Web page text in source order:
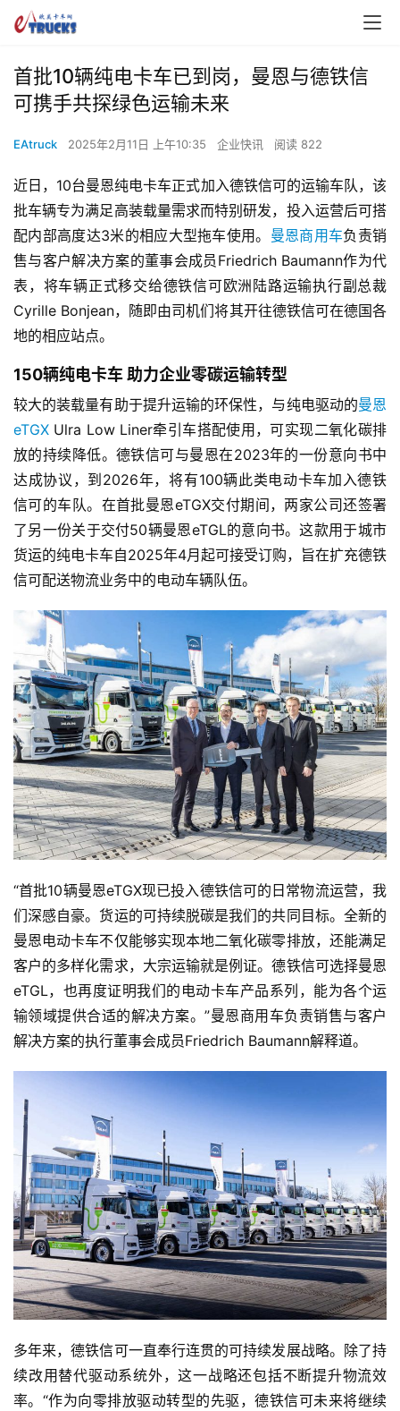
首批10辆纯电卡车已到岗，曼恩与德铁信
可携手共探绿色运输未来
EAtruck 2025年2月11日 上午10:35 企业快讯 阅读 822
近日，10台曼恩纯电卡车正式加入德铁信可的运输车队，该
批车辆专为满足高装载量需求而特别研发，投入运营后可搭
配内部高度达3米的相应大型拖车使用。 曼恩商用车负责销
售与客户解决方案的董事会成员Friedrich Baumann作为代
表，将车辆正式移交给德铁信可欧洲陆路运输执行副总裁
Cyrille Bonjean，随即由司机们将其开往德铁信可在德国各
地的相应站点。
150辆纯电卡车 助力企业零碳运输转型
较大的装载量有助于提升运输的环保性，与纯电驱动的曼恩
eTGX Ulra Low Liner牵引车搭配使用，可实现二氧化碳排
放的持续降低。德铁信可与曼恩在2023年的一份意向书中
达成协议，到2026年，将有100辆此类电动卡车加入德铁
信可的车队。在首批曼恩eTGX交付期间，两家公司还签署
了另一份关于交付50辆曼恩eTGL的意向书。这款用于城市
货运的纯电卡车自2025年4月起可接受订购，旨在扩充德铁
信可配送物流业务中的电动车辆队伍。
“首批10辆曼恩eTGX现已投入德铁信可的日常物流运营，我
们深感自豪。货运的可持续脱碳是我们的共同目标。全新的
曼恩电动卡车不仅能够实现本地二氧化碳零排放，还能满足
客户的多样化需求，大宗运输就是例证。德铁信可选择曼恩
eTGL，也再度证明我们的电动卡车产品系列，能为各个运
输领域提供合适的解决方案。”曼恩商用车负责销售与客户
解决方案的执行董事会成员Friedrich Baumann解释道。
多年来，德铁信可一直奉行连贯的可持续发展战略。除了持
续改用替代驱动系统外，这一战略还包括不断提升物流效
率。“作为向零排放驱动转型的先驱，德铁信可未来将继续